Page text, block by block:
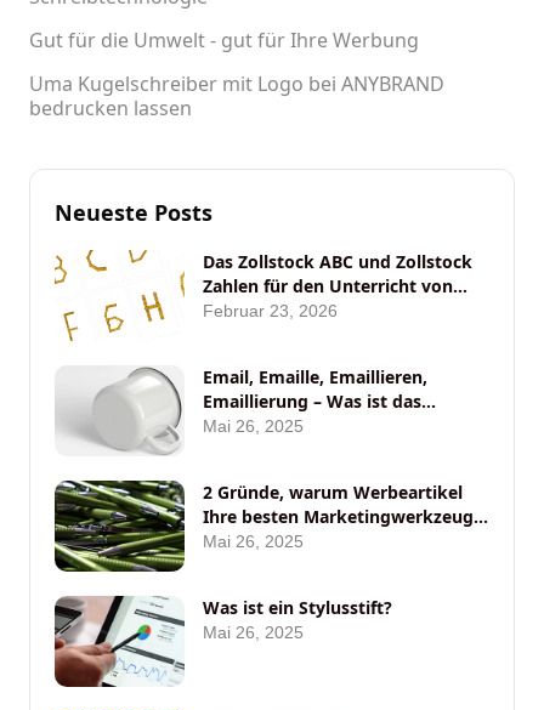
Gut für die Umwelt - gut für Ihre Werbung
Uma Kugelschreiber mit Logo bei ANYBRAND
bedrucken lassen
Neueste Posts
Das Zollstock ABC und Zollstock
Zahlen für den Unterricht von
ANYBRAND
Februar 23, 2026
Email, Emaille, Emaillieren,
Emaillierung – Was ist das
eigentlich?
Mai 26, 2025
2 Gründe, warum Werbeartikel
Ihre besten Marketingwerkzeuge
auf Messen sein sollten
Mai 26, 2025
Was ist ein Stylusstift?
Mai 26, 2025